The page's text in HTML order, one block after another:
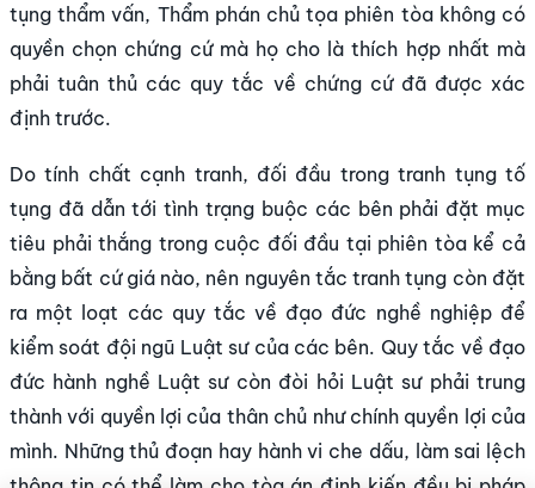
tụng thẩm vấn, Thẩm phán chủ tọa phiên tòa không có
quyền chọn chứng cứ mà họ cho là thích hợp nhất mà
phải tuân thủ các quy tắc về chứng cứ đã được xác
định trước.
Do tính chất cạnh tranh, đối đầu trong tranh tụng tố
tụng đã dẫn tới tình trạng buộc các bên phải đặt mục
tiêu phải thắng trong cuộc đối đầu tại phiên tòa kể cả
bằng bất cứ giá nào, nên nguyên tắc tranh tụng còn đặt
ra một loạt các quy tắc về đạo đức nghề nghiệp để
kiểm soát đội ngũ Luật sư của các bên. Quy tắc về đạo
đức hành nghề Luật sư còn đòi hỏi Luật sư phải trung
thành với quyền lợi của thân chủ như chính quyền lợi của
mình. Những thủ đoạn hay hành vi che dấu, làm sai lệch